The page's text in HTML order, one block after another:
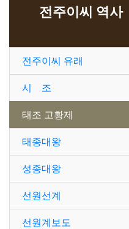
전주이씨 역사
전주이씨 유래
시 조
태조 고황제
태종대왕
성종대왕
선원선계
선원계보도